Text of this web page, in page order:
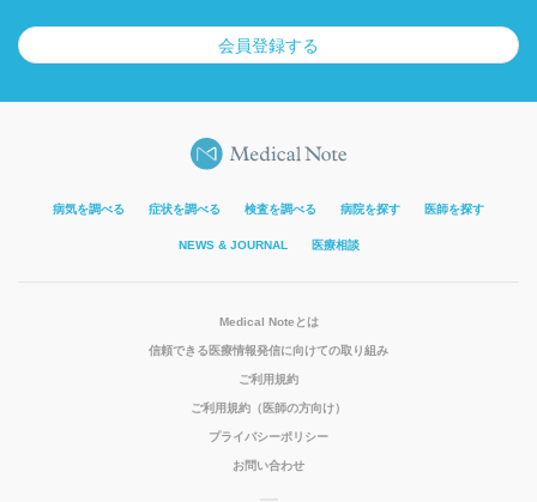
会員登録する
病気を調べる 症状を調べる 検査を調べる 病院を探す 医師を探す
NEWS & JOURNAL 医療相談
Medical Noteとは
信頼できる医療情報発信に向けての取り組み
ご利用規約
ご利用規約（医師の方向け）
プライバシーポリシー
お問い合わせ